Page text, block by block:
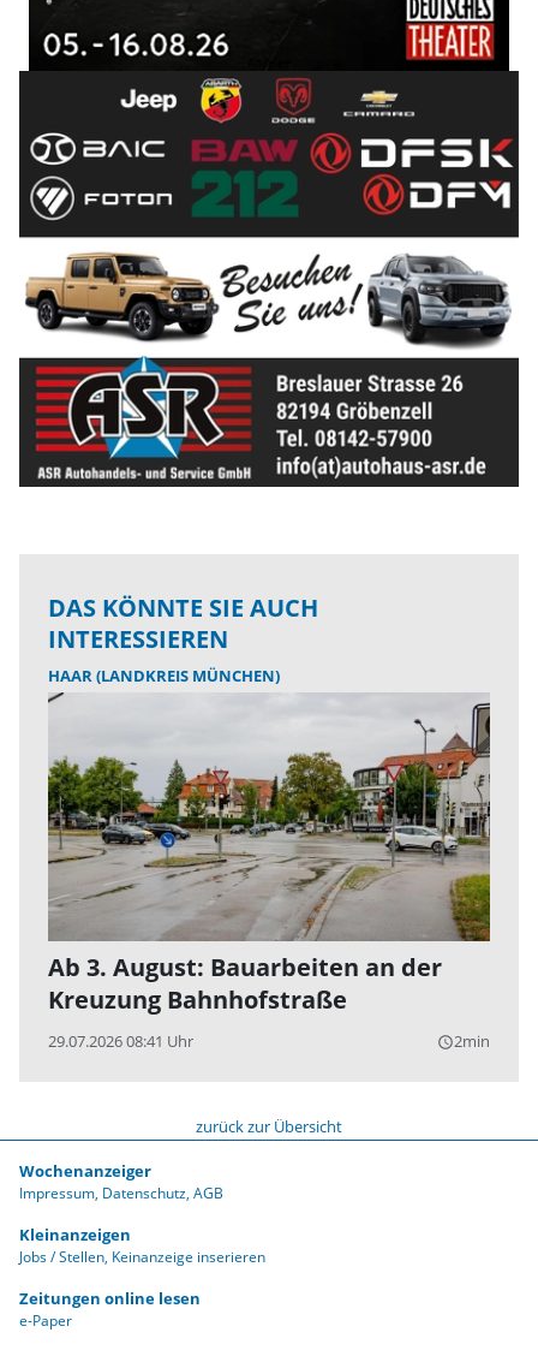
DAS KÖNNTE SIE AUCH
INTERESSIEREN
HAAR (LANDKREIS MÜNCHEN)
Ab 3. August: Bauarbeiten an der
Kreuzung Bahnhofstraße
29.07.2026 08:41 Uhr query_builder2min
zurück zur Übersicht
Wochenanzeiger
Impressum Datenschutz AGB
Kleinanzeigen
Jobs / Stellen Keinanzeige inserieren
Zeitungen online lesen
e-Paper